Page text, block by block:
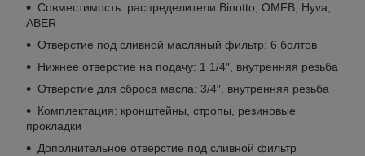
Совместимость: распределители Binotto, OMFB, Hyva,
ABER
Отверстие под сливной масляный фильтр: 6 болтов
Нижнее отверстие на подачу: 1 1/4″, внутренняя резьба
Отверстие для сброса масла: 3/4″, внутренняя резьба
Комплектация: кронштейны, стропы, резиновые
прокладки
Дополнительное отверстие под сливной фильтр